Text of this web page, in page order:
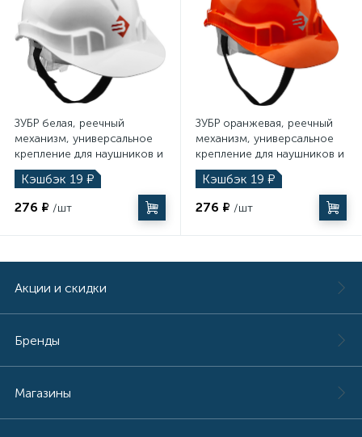
ЗУБР белая, реечный
механизм, универсальное
крепление для наушников и
щитков, защитная каска
(11090-2)
Кэшбэк 19 ₽
276 ₽ /шт
ЗУБР оранжевая, реечный
механизм, универсальное
крепление для наушников и
щитков, защитная каска
(11090)
Кэшбэк 19 ₽
276 ₽ /шт
Акции и скидки
Бренды
Магазины
Фитинги
1961
Пылесосы
17
Разметочные инструменты
Резьбонарезной инструмент
174
Станки
139
Столы
Столярно-слесарные инструменты
Строительное оборудование
Укрывные материалы